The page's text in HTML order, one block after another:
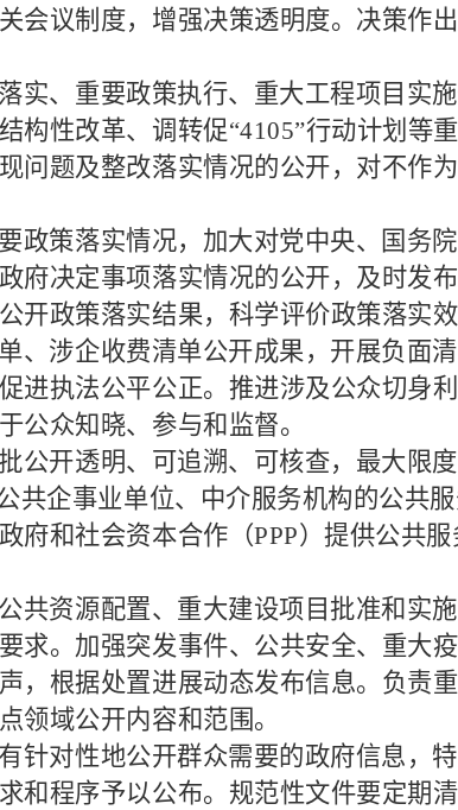
会议制度，增强决策透明度。决策作
实、重要政策执行、重大工程项目实
构性改革、调转促“4105”行动计划等
问题及整改落实情况的公开，对不作
政策落实情况，加大对党中央、国务
府决定事项落实情况的公开，及时发
政策落实结果，科学评价政策落实
、涉企收费清单公开成果，开展负面
进执法公平公正。推进涉及公众切身
公众知晓、参与和监督。
公开透明、可追溯、可核查，最大限
共企事业单位、中介服务机构的公共
府和社会资本合作（PPP）提供公共
共资源配置、重大建设项目批准和实
求。加强突发事件、公共安全、重大
，根据处置进展动态发布信息。负责
领域公开内容和范围。
针对性地公开群众需要的政府信息，
程序予以公布。规范性文件要定期